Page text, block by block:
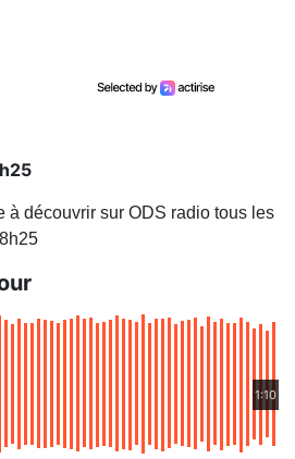
à découvrir sur ODS radio tous les
1:10